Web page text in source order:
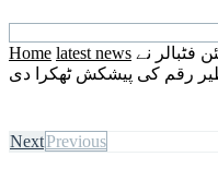
Home latest news فٹبالر نے
رقم کی پیشکش ٹھکرا دی
NextPrevious